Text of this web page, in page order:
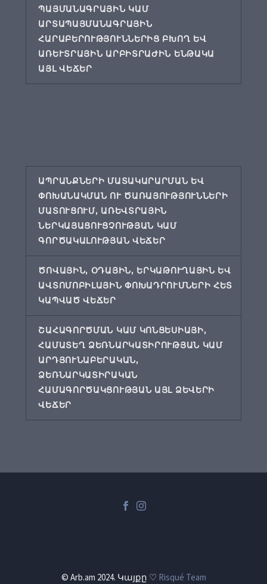
ՊԱՅՄԱՆԱԳՐԱՅԻՆ ԿԱՄ
ԱՐՏԱՊԱՅՄԱՆԱԳՐԱՅԻՆ
ՀԱՐԱԲԵՐՈՒԹՅՈՒՆՆԵՐԻՑ ԲԽՈՂ ԵՎ
ԱՌԵՒՏՐԱՅԻՆ ԱՐԲԻՏՐԱԺԻՆ ԵՆԹԱԿԱ
ԱՅԼ ՎԵՃԵՐ
ԱՊՐԱՆՔՆԵՐԻ ՄԱՏԱԿԱՐԱՐՄԱՆ ԵՎ
ՓՈԽԱՆԱԿՄԱՆ ՈՒ ԾԱՌԱՅՈՒԹՅՈՒՆՆԵՐԻ
ՄԱՏՈՒՑՈՒՄ, ԱՌԵՎՏՐԱՅԻՆ
ՆԵՐԿԱՅԱՑՈՒՑՉՈՒԹՅԱՆ ԿԱՄ
ԳՈՐԾԱԿԱԼՈՒԹՅԱՆ ՎԵՃԵՐ
ԾՈՎԱՅԻՆ, ՕԴԱՅԻՆ, ԵՐԿԱԹՈՒՂԱՅԻՆ ԵՎ
ԱՎՏՈՄՈԲԻԼԱՅԻՆ ՓՈԽԱԴՐՈՒՄՆԵՐԻ ՀԵՏ
ԿԱՊՎԱԾ ՎԵՃԵՐ
ՇԱՀԱԳՈՐԾՄԱՆ ԿԱՄ ԿՈՆՑԵՍԻԱՅԻ,
ՀԱՄԱՏԵՂ ՁԵՌՆԱՐԿԱՏԻՐՈՒԹՅԱՆ ԿԱՄ
ԱՐԴՅՈՒՆԱԲԵՐԱԿԱՆ,
ՁԵՌՆԱՐԿԱՏԻՐԱԿԱՆ
ՀԱՄԱԳՈՐԾԱԿՑՈՒԹՅԱՆ ԱՅԼ ՁԵՎԵՐԻ
ՎԵՃԵՐ
© Arb.am 2024. Կայքը ♡ Risqué Team